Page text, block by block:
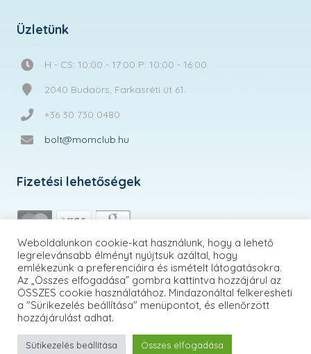
Üzletünk
H - CS: 10:00 - 17:00 P: 10:00 - 16:00
2040 Budaörs, Farkasréti út 61.
+36 30 730 0480
bolt@momclub.hu
Fizetési lehetőségek
MomClub.hu | © 2026 Minden jog fenntartva!
Weboldalunkon cookie-kat használunk, hogy a lehető
legrelevánsabb élményt nyújtsuk azáltal, hogy
emlékezünk a preferenciáira és ismételt látogatásokra.
Az „Összes elfogadása” gombra kattintva hozzájárul az
ÖSSZES cookie használatához. Mindazonáltal felkeresheti
a "Sürikezelés beállítása" menüpontot, és ellenőrzött
hozzájárulást adhat.
Sütikezelés beállítása Összes elfogadása